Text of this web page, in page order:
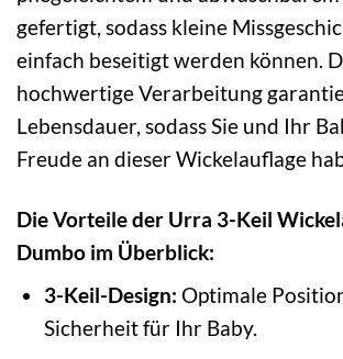
gefertigt, sodass kleine
einfach beseitigt werden können.
hochwertige Verarbeitung
Lebensdauer, sodass Sie und Ihr
Freude an dieser Wickelauflage
Die Vorteile der Urra 3-Keil
Dumbo im Überblick:
3-Keil-Design: Optimale
Sicherheit für Ihr Baby.